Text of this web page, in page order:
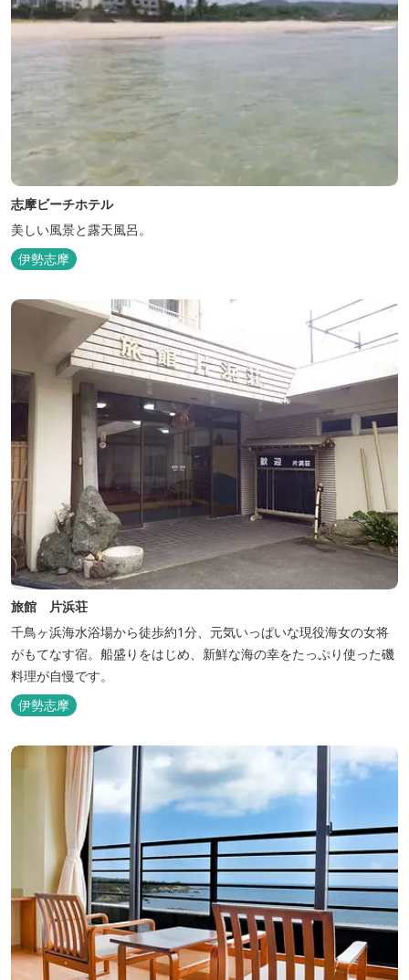
志摩ビーチホテル
美しい風景と露天風呂。
伊勢志摩
旅館 片浜荘
千鳥ヶ浜海水浴場から徒歩約1分、元気いっぱいな現役海女の女将
がもてなす宿。船盛りをはじめ、新鮮な海の幸をたっぷり使った磯
料理が自慢です。
伊勢志摩